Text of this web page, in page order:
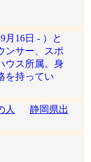
月16日 - ）と
ンサー、スポ
ウス所属。身
を持ってい
人
静岡県出